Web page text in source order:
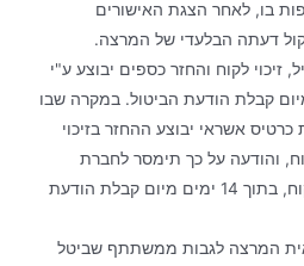
בו, לאחר הצגת האישורים
דעתה הבלעדי של המרצה.
זיכוי לקוח והחזר כספים יבוצע ע"י
14 ימים מיום קבלת הודעת הביטול. במקרה שבו
אשראי יבוצע ההחזר בזיכוי
והודעה על כך תימסר לחברת
האשראי, עם העתק ללקוח, בתוך 14 ימים מיום קבלת הודעת
המרצה לגבות ממשתתף שביטל